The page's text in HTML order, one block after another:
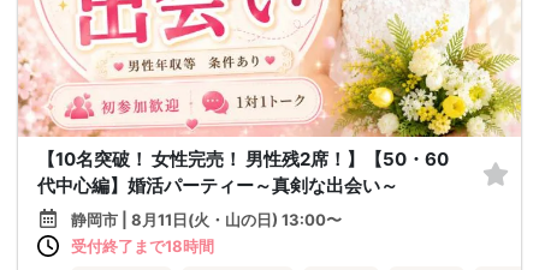
【10名突破！ 女性完売！ 男性残2席！】【50・60
代中心編】婚活パーティー～真剣な出会い～
静岡市 | 8月11日(火・山の日) 13:00〜
受付終了まで18時間